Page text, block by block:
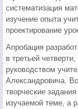
систематизация
изучение опыта
проектирование
Апробация
в третьей
руководством
Александровича.
творческие
изучаемой теме, а